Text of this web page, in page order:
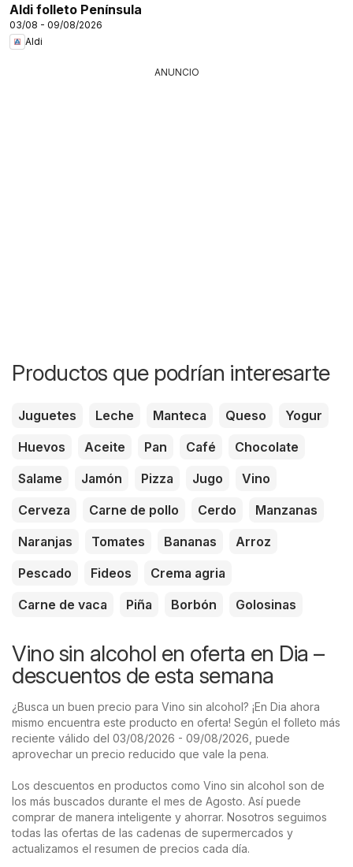
Aldi folleto Península
03/08 - 09/08/2026
Aldi
ANUNCIO
Productos que podrían interesarte
Juguetes Leche Manteca Queso
Yogur
Huevos
Aceite Pan Café
Chocolate
Salame
Jamón Pizza Jugo
Vino
Cerveza
Carne de pollo Cerdo
Manzanas
Naranjas
Tomates Bananas
Arroz
Pescado
Fideos
Crema agria
Carne de vaca
Piña Borbón Golosinas
Vino sin alcohol en oferta en Dia –
descuentos de esta semana
¿Busca un buen precio para Vino sin alcohol? ¡En Dia ahora
mismo encuentra este producto en oferta! Según el folleto más
reciente válido del 03/08/2026 - 09/08/2026, puede
aprovechar un precio reducido que vale la pena.
Los descuentos en productos como Vino sin alcohol son de
los más buscados durante el mes de Agosto. Así puede
comprar de manera inteligente y ahorrar. Nosotros seguimos
todas las ofertas de las cadenas de supermercados y
actualizamos el resumen de precios cada día.